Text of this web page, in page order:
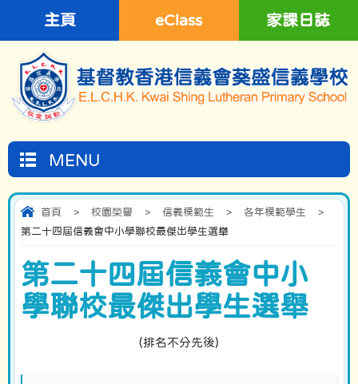
主頁 eClass 家課日誌
MENU
首頁 > 校園榮譽 > 信義模範生 > 各年模範學生
>
第二十四屆信義會中小學聯校最傑出學生選舉
第二十四屆信義會中小
學聯校最傑出學生選舉
(排名不分先後)